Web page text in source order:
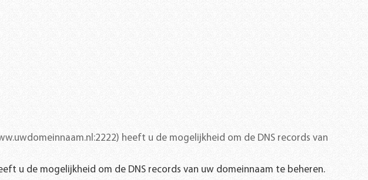
heeft u de mogelijkheid om de DNS records van
u de mogelijkheid om de DNS records van uw domeinnaam te beheren.